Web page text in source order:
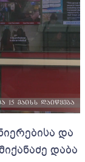
და
დაბა